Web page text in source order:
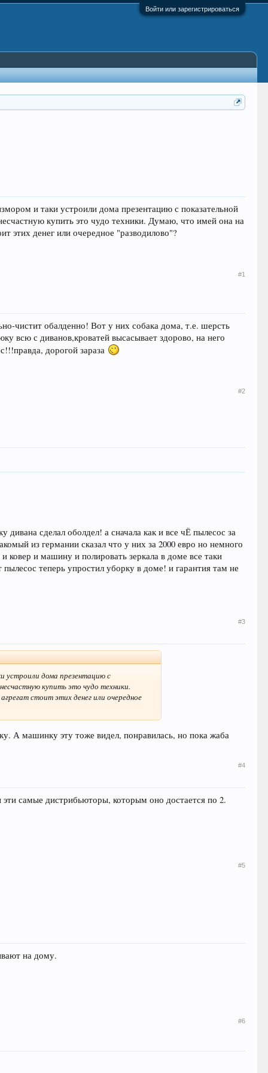
Войти или зарегистрироваться
и таки устроили дома презентацию с показательной
купить это чудо техники. Думаю, что имей она на
этих денег или очередное "разводилово"?
#1
чистит обалденно! Вот у них собака дома, т.е. шерсть
всю с диванов,кроватей высасывает здорово, на него
дорогой зараза
#2
сделал оболдел! а сначала как и все чЁ пылесос за
из германии сказал что у них за 2000 евро но немного
ковер и машину и полировать зеркала в доме все таки
теперь упростил уборку в доме! и гарантия там не
#3
устроили дома презентацию с
купить это чудо техники.
стоит этих денег или очередное
А машинку эту тоже видел, понравилась, но пока жаба
#4
самые дистрибьюторы, которым оно достается по 2.
#5
на дому.
#6